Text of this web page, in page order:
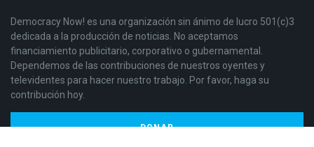
Democracy Now! es una organización sin ánimo de lucro 501(c)3
dedicada a la producción de noticias. No aceptamos
financiamiento publicitario, corporativo o gubernamental.
Dependemos de las contribuciones de nuestros oyentes y
televidentes para hacer nuestro trabajo. Por favor, haga su
contribución hoy.
DONAR